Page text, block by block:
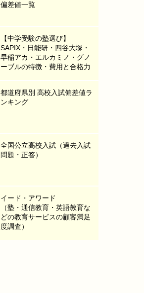
偏差値一覧
【中学受験の塾選び】
SAPIX・日能研・四谷大塚・
早稲アカ・エルカミノ・グノ
ーブルの特徴・費用と合格力
都道府県別 高校入試偏差値ラ
ンキング
全国公立高校入試（過去入試
問題・正答）
イード・アワード
（塾・通信教育・英語教育な
どの教育サービスの顧客満足
度調査）